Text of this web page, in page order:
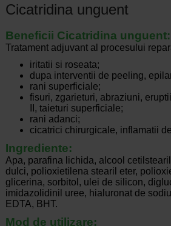
Cicatridina unguent
Beneficii Cicatridina unguent:
Tratament adjuvant al procesului
iritatii si roseata;
dupa interventii de peeling,
rani superficiale;
fisuri, zgarieturi, abraziuni,
II, taieturi superficiale;
rani adanci;
cicatrici chirurgicale, inflamatii
Ingrediente:
Apa, parafina lichida, alcool
dulci, polioxietilena stearil eter,
glicerina, sorbitol, ulei de silicon,
imidazolidinil uree, hialuronat de
EDTA, BHT.
Mod de utilizare: